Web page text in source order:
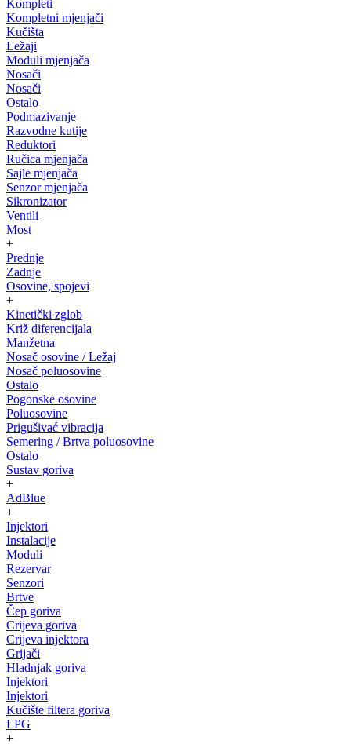
Kompleti
Kompletni mjenjači
Kučišta
Ležaji
Moduli mjenjača
Nosači
Nosači
Ostalo
Podmazivanje
Razvodne kutije
Reduktori
Ručica mjenjača
Sajle mjenjača
Senzor mjenjača
Sikronizator
Ventili
Most
+
Prednje
Zadnje
Osovine, spojevi
+
Kinetički zglob
Križ diferencijala
Manžetna
Nosač osovine / Ležaj
Nosač poluosovine
Ostalo
Pogonske osovine
Poluosovine
Prigušivać vibracija
Semering / Brtva poluosovine
Ostalo
Sustav goriva
+
AdBlue
+
Injektori
Instalacije
Moduli
Rezervar
Senzori
Brtve
Čep goriva
Crijeva goriva
Crijeva injektora
Grijači
Hladnjak goriva
Injektori
Injektori
Kučište filtera goriva
LPG
+